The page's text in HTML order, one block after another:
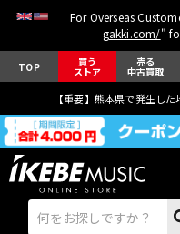
For Overseas
gakki.com/"
TOP 買う
ストア
売る
中古買取
【重要】熊本県で発生し